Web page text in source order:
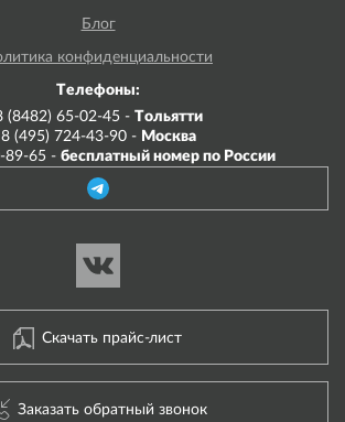
Блог
конфиденциальности
Телефоны:
(8482) 65-02-45 - Тольятти
8 (495) 724-43-90 - Москва
89-65 - бесплатный номер по России
Скачать прайс-лист
Заказать обратный звонок